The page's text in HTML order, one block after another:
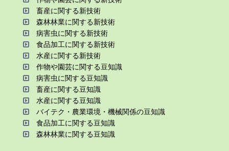
畜産に関する新技術
森林林業に関する新技術
病害⾍に関する新技術
⾷品加⼯に関する新技術
⽔産に関する新技術
作物や園芸に関する⾖知識
病害⾍に関する⾖知識
畜産に関する⾖知識
⽔産に関する⾖知識
バイテク・農業環境・機械関係の⾖知識
⾷品加⼯に関する⾖知識
森林林業に関する⾖知識